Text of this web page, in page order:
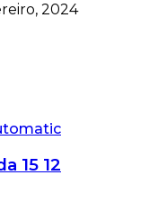
2024
15 12